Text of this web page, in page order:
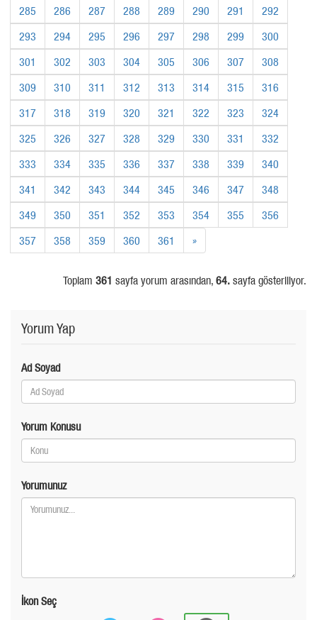
285
286 287 288 289 290 291
292
293
294 295 296 297 298 299
300
301
302 303 304 305 306 307
308
309
310 311 312 313 314 315
316
317
318 319 320 321 322 323
324
325
326 327 328 329 330 331
332
333
334 335 336 337 338 339
340
341
342 343 344 345 346 347
348
349
350 351 352 353 354 355
356
357
358 359 360 361 »
Toplam 361 sayfa yorum arasından, 64. sayfa gösteriliyor.
Yorum Yap
Ad Soyad
Yorum Konusu
Yorumunuz
İkon Seç